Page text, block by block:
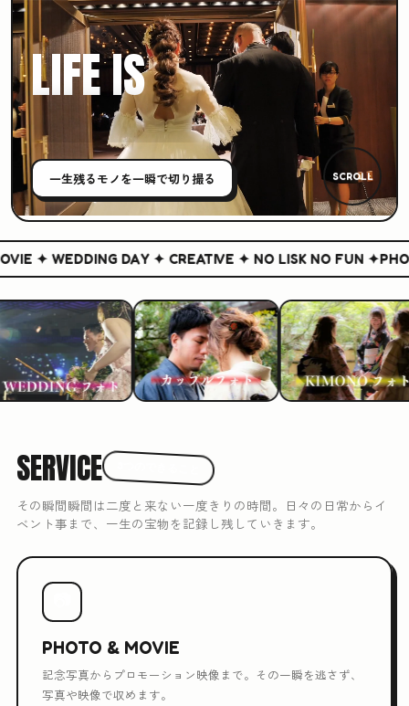
LIFE IS
CREATIVE
一生残るモノを一瞬で切り撮る SCROLL
✦ WEDDING DAY ✦ CREATIVE ✦ NO LISK NO FUN ✦
SERVICE
その瞬間瞬間は二度と来ない一度きりの時間。日々の日常からイ
ベント事まで、一生の宝物を記録し残していきます。
PHOTO & MOVIE
記念写真からプロモーション映像まで。その一瞬を逃さず、
写真や映像で収めます。